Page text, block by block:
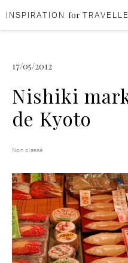
Aller au contenu
Aller au menu
INSPIRATION for
17/05/2012
Nishiki
de Kyoto
Non classé